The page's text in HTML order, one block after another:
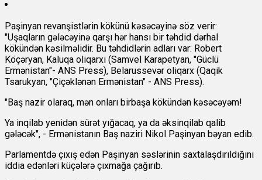
Paşinyan revanşistlərin kökünü kəsəcəyinə söz verir:
"Uşaqların gələcəyinə qarşı hər hansı bir təhdid dərhal
kökündən kəsilməlidir. Bu təhdidlərin adları var: Robert
Köçəryan, Kaluqa oliqarxı (Samvel Karapetyan, "Güclü
Ermənistan"- ANS Press), Belarussevər oliqarx (Qaqik
Tsarukyan, "Çiçəklənən Ermənistan" - ANS Press).
"Baş nazir olaraq, mən onları birbaşa kökündən kəsəcəyəm!
Ya inqilab yenidən sürət yığacaq, ya da əksinqilab qalib
gələcək", - Ermənistanın Baş naziri Nikol Paşinyan bəyan edib.
Parlamentdə çıxış edən Paşinyan səslərinin saxtalaşdırıldığını
iddia edənləri küçələrə çıxmağa çağırıb.